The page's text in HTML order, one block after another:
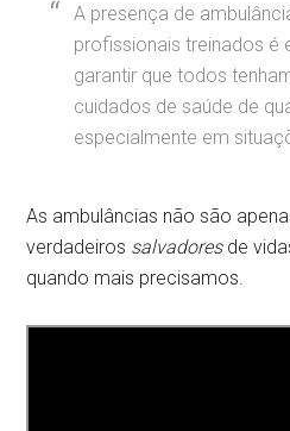
A presença de
profissionais treinados é
garantir que todos
cuidados de saúde de
especialmente em
As ambulâncias não são
verdadeiros salvadoresde
quando mais precisamos.